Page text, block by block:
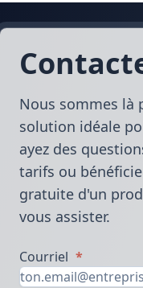
Nous sommes là
solution idéale
ayez des
tarifs ou
gratuite d'un
vous assister.
Courriel *